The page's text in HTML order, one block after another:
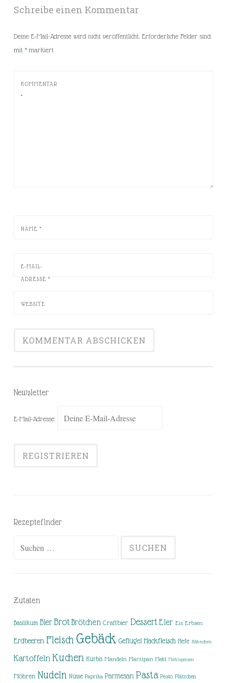
Schreibe einen Kommentar
Deine E-Mail-Adresse wird nicht veröffentlicht. Erforderliche Felder sind
mit *markiert
KOMMENTAR
*
NAME *
E-MAIL-
ADRESSE *
WEBSITE
Newsletter
E-Mail-Adresse:
Rezeptefinder
Zutaten
Basilikum Bier Brot Brötchen Craftbier Dessert Eier Eis Erbsen
Erdbeeren Fleisch Gebäck Geflügel Hackfleisch Hefe Hähnchen
Kartoffeln Kuchen Kürbis Mandeln Marzipan Mehl Mehlspeisen
Möhren Nudeln Nüsse Paprika Parmesan Pasta Pesto Plätzchen